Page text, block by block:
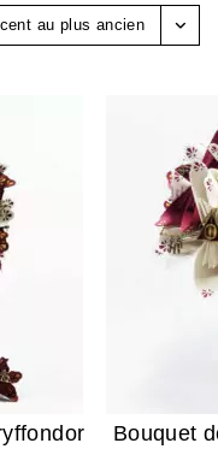
au plus ancien
Bouquet